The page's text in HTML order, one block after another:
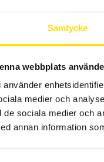
Samtycke
webbplats
använder
medier och
de sociala medier och
annan information
Köpvillkor